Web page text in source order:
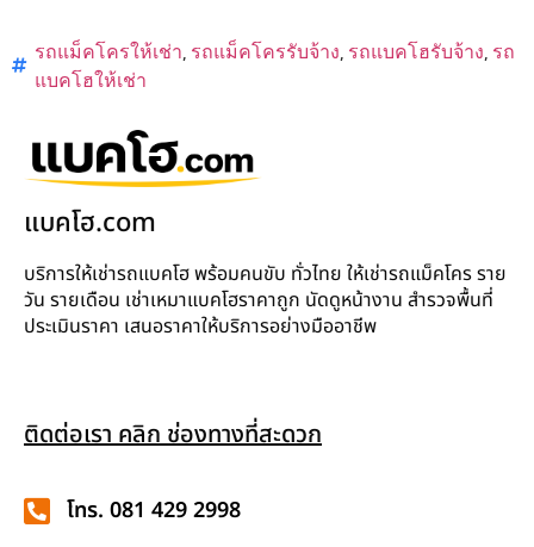
รถแม็คโครให้เช่า, รถแม็คโครรับจ้าง, รถแบคโฮรับจ้าง, รถ
แบคโฮให้เช่า
แบคโฮ.com
บริการให้เช่ารถแบคโฮ พร้อมคนขับ ทั่วไทย ให้เช่ารถแม็คโคร ราย
วัน รายเดือน เช่าเหมาแบคโฮราคาถูก นัดดูหน้างาน สำรวจพื้นที่
ประเมินราคา เสนอราคาให้บริการอย่างมืออาชีพ
ติดต่อเรา คลิก ช่องทางที่สะดวก
โทร. 081 429 2998